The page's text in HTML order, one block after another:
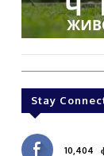
Stay
10,404